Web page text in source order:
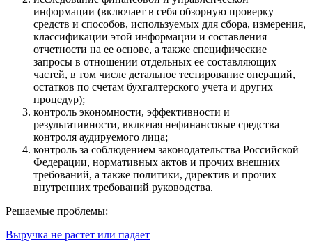
информации (включает в себя обзорную проверку
средств и способов, используемых для сбора, измерения,
классификации этой информации и составления
отчетности на ее основе, а также специфические
запросы в отношении отдельных ее составляющих
частей, в том числе детальное тестирование операций,
остатков по счетам бухгалтерского учета и других
процедур);
контроль экономности, эффективности и
результативности, включая нефинансовые средства
контроля аудируемого лица;
контроль за соблюдением законодательства Российской
Федерации, нормативных актов и прочих внешних
требований, а также политики, директив и прочих
внутренних требований руководства.
Решаемые проблемы:
Выручка не растет или падает